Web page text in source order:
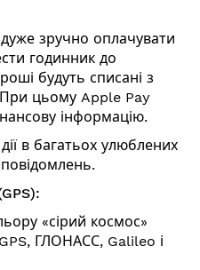
зручно оплачувати
годинник до
будуть списані з
При цьому Apple Pay
інформацію.
в багатьох улюблених
«сірий космос»
ГЛОНАСС, Galileo і